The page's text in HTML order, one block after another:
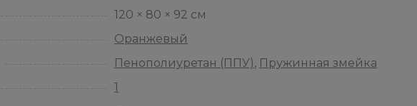
120 × 80 × 92 см
Оранжевый
Пенополиуретан (ППУ), Пружинная змейка
1